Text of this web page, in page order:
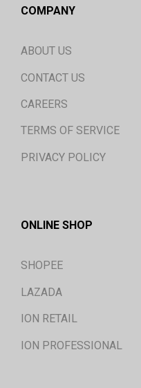
COMPANY
ABOUT US
CONTACT US
CAREERS
TERMS OF SERVICE
PRIVACY POLICY
ONLINE SHOP
SHOPEE
LAZADA
ION RETAIL
ION PROFESSIONAL